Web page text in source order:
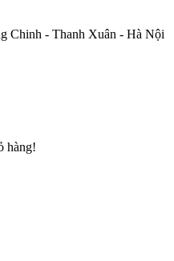
Chinh - Thanh Xuân - Hà Nội
hàng!